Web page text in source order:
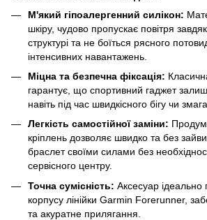
М'який гіпоалергенний силікон:
шкіру, чудово пропускає повітря
структурі та не боїться рясного
інтенсивних навантажень.
Міцна та безпечна фіксація:
гарантує, що спортивний гаджет
навіть під час швидкісного бігу чи
Легкість самостійної заміни:
кріплень дозволяє швидко та без
браслет своїми силами без
сервісного центру.
Точна сумісність: Аксесуар
корпусу лінійки Garmin Forerunner,
та акуратне прилягання.